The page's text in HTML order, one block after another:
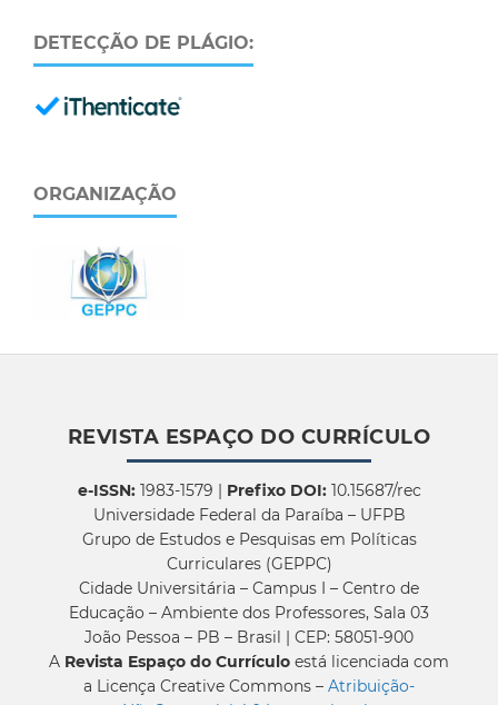
DETECÇÃO DE PLÁGIO:
ORGANIZAÇÃO
REVISTA ESPAÇO DO CURRÍCULO
e-ISSN:1983-1579 | Prefixo DOI:10.15687/rec
Universidade Federal da Paraíba – UFPB
Grupo de Estudos e Pesquisas em Políticas
Curriculares (GEPPC)
Cidade Universitária – Campus I – Centro de
Educação – Ambiente dos Professores, Sala 03
João Pessoa – PB – Brasil | CEP: 58051-900
A Revista Espaço do Currículo está licenciada com
a Licença Creative Commons – Atribuição-